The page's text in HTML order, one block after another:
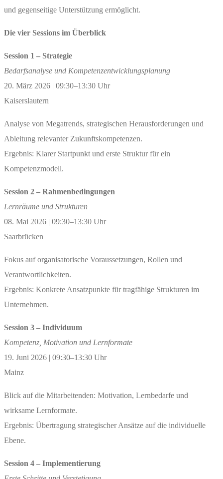
und gegenseitige Unterstützung ermöglicht.
Die vier Sessions im Überblick
Session 1 – Strategie
Bedarfsanalyse und Kompetenzentwicklungsplanung
20. März 2026 | 09:30–13:30 Uhr
Kaiserslautern
Analyse von Megatrends, strategischen Herausforderungen und
Ableitung relevanter Zukunftskompetenzen.
Ergebnis: Klarer Startpunkt und erste Struktur für ein
Kompetenzmodell.
Session 2 – Rahmenbedingungen
Lernräume und Strukturen
08. Mai 2026 | 09:30–13:30 Uhr
Saarbrücken
Fokus auf organisatorische Voraussetzungen, Rollen und
Verantwortlichkeiten.
Ergebnis: Konkrete Ansatzpunkte für tragfähige Strukturen im
Unternehmen.
Session 3 – Individuum
Kompetenz, Motivation und Lernformate
19. Juni 2026 | 09:30–13:30 Uhr
Mainz
Blick auf die Mitarbeitenden: Motivation, Lernbedarfe und
wirksame Lernformate.
Ergebnis: Übertragung strategischer Ansätze auf die individuelle
Ebene.
Session 4 – Implementierung